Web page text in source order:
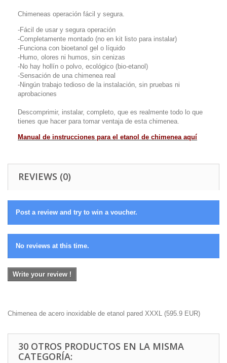
Chimeneas operación fácil y segura.
-Fácil de usar y segura operación
-Completamente montado (no en kit listo para instalar)
-Funciona con bioetanol gel o líquido
-Humo, olores ni humos, sin cenizas
-No hay hollín o polvo, ecológico (bio-etanol)
-Sensación de una chimenea real
-Ningún trabajo tedioso de la instalación, sin pruebas ni
aprobaciones
Descomprimir, instalar, completo, que es realmente todo lo que
tienes que hacer para tomar ventaja de esta chimenea.
Manual de instrucciones para el etanol de chimenea aquí
REVIEWS (0)
Post a review and try to win a voucher.
No reviews at this time.
Write your review !
Chimenea de acero inoxidable de etanol pared XXXL (595.9 EUR)
30 OTROS PRODUCTOS EN LA MISMA
CATEGORÍA: